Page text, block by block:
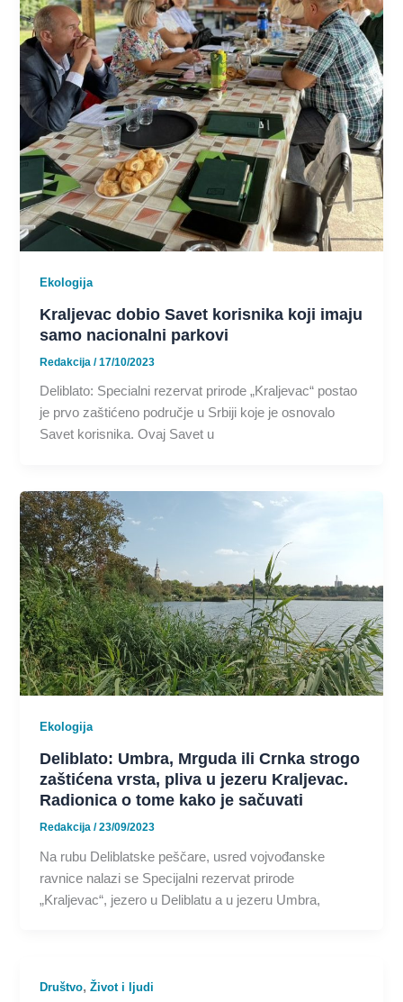
Ekologija
Kraljevac dobio Savet korisnika koji imaju
samo nacionalni parkovi
Redakcija/17/10/2023
Deliblato: Specialni rezervat prirode „Kraljevac“ postao
je prvo zaštićeno područje u Srbiji koje je osnovalo
Savet korisnika. Ovaj Savet u
Ekologija
Deliblato: Umbra, Mrguda ili Crnka strogo
zaštićena vrsta, pliva u jezeru Kraljevac.
Radionica o tome kako je sačuvati
Redakcija/23/09/2023
Na rubu Deliblatske peščare, usred vojvođanske
ravnice nalazi se Specijalni rezervat prirode
„Kraljevac“, jezero u Deliblatu a u jezeru Umbra,
Društvo,Život i ljudi